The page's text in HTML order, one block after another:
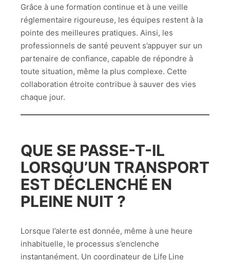
Grâce à une formation continue et à une veille
réglementaire rigoureuse, les équipes restent à la
pointe des meilleures pratiques. Ainsi, les
professionnels de santé peuvent s’appuyer sur un
partenaire de confiance, capable de répondre à
toute situation, même la plus complexe. Cette
collaboration étroite contribue à sauver des vies
chaque jour.
QUE SE PASSE-T-IL
LORSQU’UN TRANSPORT
EST DÉCLENCHÉ EN
PLEINE NUIT ?
Lorsque l’alerte est donnée, même à une heure
inhabituelle, le processus s’enclenche
instantanément. Un coordinateur de Life Line